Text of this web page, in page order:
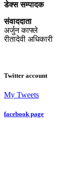
डेक्स सम्पादक
संवाददाता
अर्जुन काफ्ले
रीतादेवी अधिकारी
Twitter account
My Tweets
facebook page